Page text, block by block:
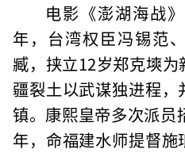
电影《澎湖海战
年，台湾权臣冯锡范
臧，挟立12岁郑克塽
疆裂土以武谋独进程
镇。康熙皇帝多次派员
年，命福建水师提督